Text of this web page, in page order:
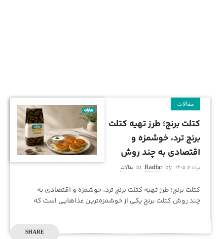
مقالات
کتلت برنج؛ طرز تهیه کتلت
برنج ترد، خوشمزه و
اقتصادی به چند روش
مرداد ۷, ۱۴۰۵ by
Radfar
in مقالات
کتلت برنج؛ طرز تهیه کتلت برنج ترد، خوشمزه و اقتصادی به
چند روش کتلت برنج یکی از خوشمزه‌ترین غذاهایی است که
SHARE